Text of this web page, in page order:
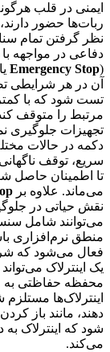
ایمنی در قلب
ربات‌ها حضور
نظر گرفتن تمام
دفاعی در مواجهه
(
Emergency Stop یا
آن در هر شرایطی
تست شود که با
مرتبط را متوقف
تجهیزات جلوگیری
دکمه در حالات
سریع، توقف
تا اطمینان حاصل
می‌ماند. علاوه بر
نقش حیاتی در
می‌توانند شامل
منطق نرم‌افزاری
فعال می‌شود که
یک اینترلاک
محفظه حفاظتی
اینترلاک‌ها
دهند، مانند باز
شود که اینترلاک
می‌کند.